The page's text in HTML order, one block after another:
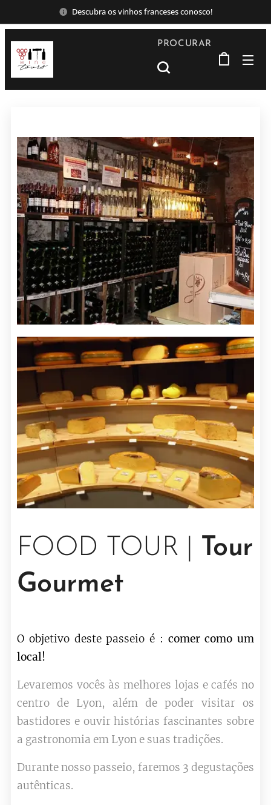
Descubra os vinhos franceses conosco!
PROCURAR
FOOD TOUR |
Tour
Gourmet
O objetivo deste passeio é : comer como um
local!
Levaremos vocês às melhores lojas e cafés no
centro de Lyon, além de poder visitar os
bastidores e ouvir histórias fascinantes sobre
a gastronomia em Lyon e suas tradições.
Durante nosso passeio, faremos 3 degustações
autênticas.